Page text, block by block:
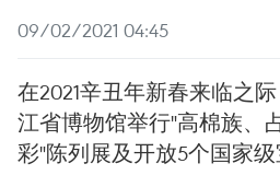
09/02/2021 04:45
在2021辛丑年新春来临之
江省博物馆举行"高棉族、
彩"陈列展及开放5个国家级